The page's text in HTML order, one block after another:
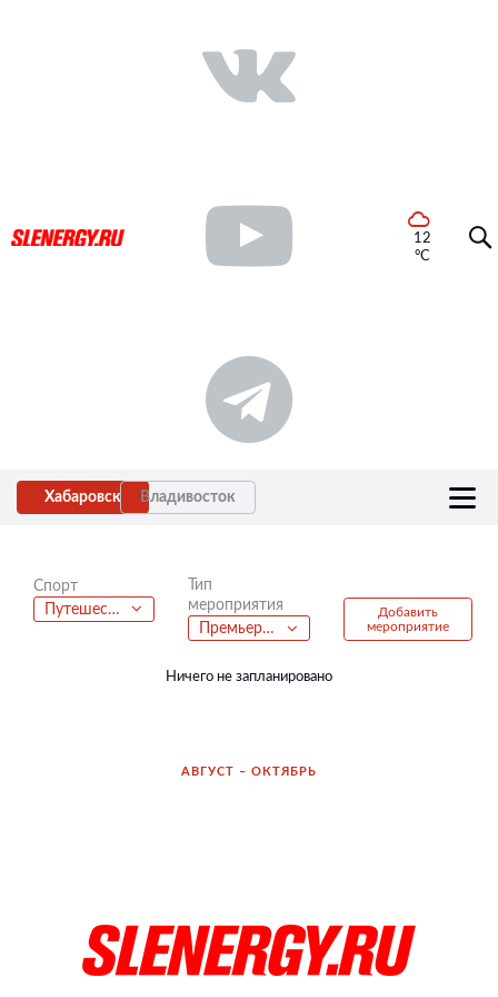
12
°C
Хабаровск Владивосток
Спорт
Путешествия
Тип
мероприятия
Премьера фильма
Добавить
мероприятие
Ничего не запланировано
АВГУСТ – ОКТЯБРЬ